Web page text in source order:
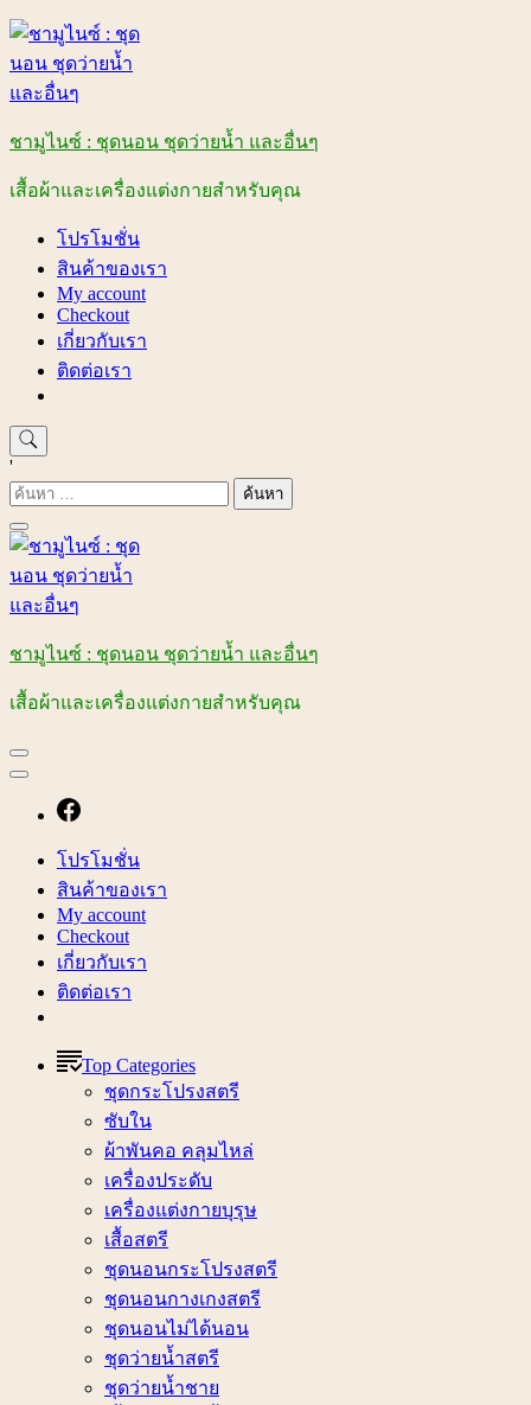
Skip
content
ชามูไนซ์ : ชุดนอน ชุดว่ายน้ำ และอื่นๆ
เสื้อผ้าและเครื่องแต่งกายสำหรับคุณ
โปรโมชั่น
สินค้าของเรา
My account
Checkout
เกี่ยวกับเรา
ติดต่อเรา
'
ค้นหา
สำหรับ:
ชามูไนซ์ : ชุดนอน ชุดว่ายน้ำ และอื่นๆ
เสื้อผ้าและเครื่องแต่งกายสำหรับคุณ
โปรโมชั่น
สินค้าของเรา
My account
Checkout
เกี่ยวกับเรา
ติดต่อเรา
Top Categories
ชุดกระโปรงสตรี
ซับใน
ผ้าพันคอ คลุมไหล่
เครื่องประดับ
เครื่องแต่งกายบุรุษ
เสื้อสตรี
ชุดนอนกระโปรงสตรี
ชุดนอนกางเกงสตรี
ชุดนอนไม่ได้นอน
ชุดว่ายน้ำสตรี
ชุดว่ายน้ำชาย